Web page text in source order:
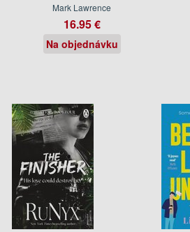
Mark Lawrence
16.95 €
Na objednávku